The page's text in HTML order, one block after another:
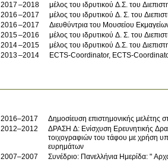
2017
2018
μέλος του ιδρυτικού Δ.Σ. του
2016
2017
μέλος του ιδρυτικού Δ. Σ. του
2016
2017
Διευθύντρια του Μουσείου
2015
2016
μέλος του ιδρυτικού Δ. Σ. του
2014
2015
μέλος του
2013
2014 ECTS-Coordinator, ECTS-
2016–2017
Δημοσίευση επιστημονικής μελέτης
2012–2012
ΔΡΑΣΗ Δ: Ενίσχυση Ερευνητικής
τοιχογραφιών του τάφου με χρήση
ευρημάτων
2007–2007
Συνέδριο: Πανελλήνια Ημερίδα: "